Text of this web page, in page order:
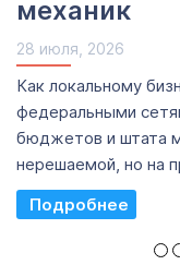
механик
28 июля, 2026
Как локальному
федеральными
бюджетов и штата
нерешаемой, но на
Read More